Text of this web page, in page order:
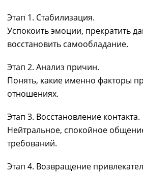
Этап 1. Стабилизация.
Успокоить эмоции, прекратить
восстановить самообладание.
Этап 2. Анализ причин.
Понять, какие именно факторы
отношениях.
Этап 3. Восстановление контакта.
Нейтральное, спокойное
требований.
Этап 4. Возвращение